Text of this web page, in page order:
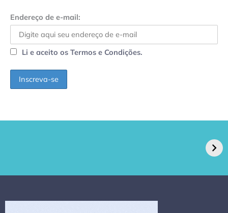
Endereço de e-mail:
Li e aceito os Termos e Condições.
caso de superfungo